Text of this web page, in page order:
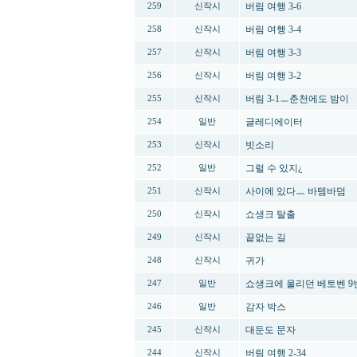
259 신작시 버림 여행 3-6
258 신작시 버림 여행 3-4
257 신작시 버림 여행 3-3
256 신작시 버림 여행 3-2
255 신작시 버림 3-1ㅡ춘천에도 밤이
254 일반 글레디에이터
253 신작시 빗소리
252 일반 그럴 수 있지¿
251 신작시 사이에 있다ㅡ 바템바덤
250 신작시 쇼생크 탈출
249 신작시 끝없는 길
248 신작시 귀가
247 일반 쇼생크에 울리던 베토벤 9
246 일반 감자 박스
245 신작시 대둔도 문자
244 신작시 버림 여행 2-34